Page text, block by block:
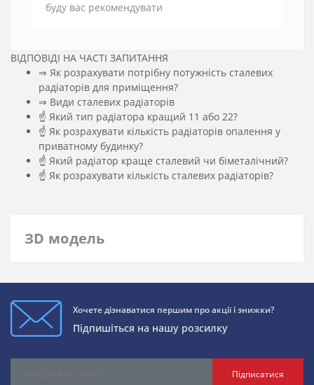
буду вас рекомендувати
ВІДПОВІДІ НА ЧАСТІ ЗАПИТАННЯ
⇒ Як розрахувати потрібну потужність сталевих
радіаторів для приміщення?
️⇒ Види сталевих радіаторів
☝ Який тип радіатора кращий 11 або 22?
☝ Як розрахувати кількість радіаторів опалення у
приватному будинку?
☝ Який радіатор краще сталевий чи біметалічний?
☝ Як розрахувати кількість сталевих радіаторів?
ЗD модель
Хочете дізнаватися першим про акції і знижки?
Підпишіться на нашу розсилку
Підписатися